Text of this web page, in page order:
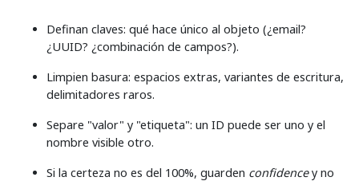
Definan claves: qué hace único al objeto (¿email?
¿UUID? ¿combinación de campos?).
Limpien basura: espacios extras, variantes de escritura,
delimitadores raros.
Separe "valor" y "etiqueta": un ID puede ser uno y el
nombre visible otro.
Si la certeza no es del 100%, guarden confidencey no